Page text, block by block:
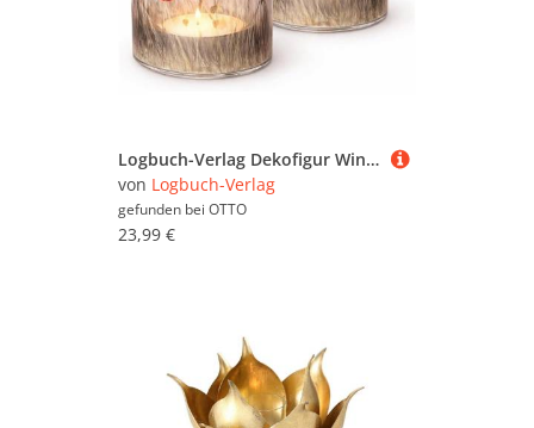
Logbuch-Verlag Dekofigur Windlicht Glas mit Tulpen-Motiv Ø 9 x 10 cm – Frühlingsdeko
von Logbuch-Verlag
gefunden bei OTTO
23,99 €